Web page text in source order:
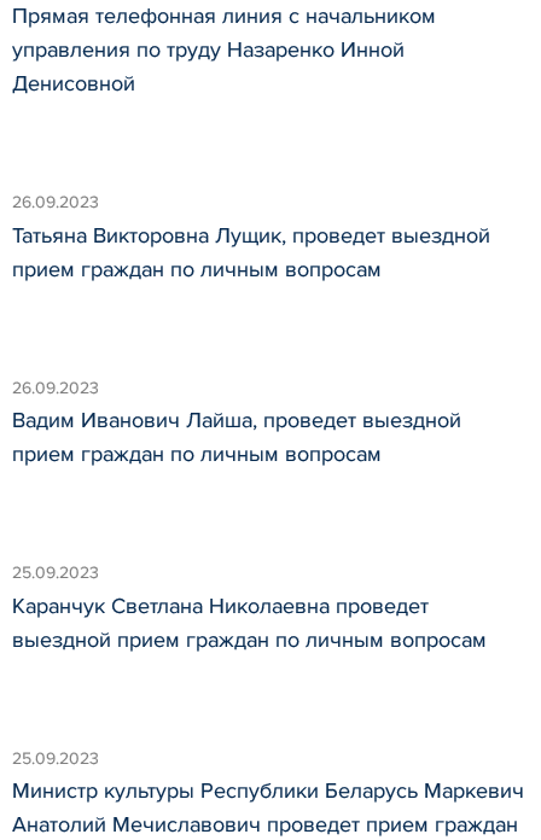
Прямая телефонная линия с начальником
управления по труду Назаренко Инной
Денисовной
26.09.2023
Татьяна Викторовна Лущик, проведет выездной
прием граждан по личным вопросам
26.09.2023
Вадим Иванович Лайша, проведет выездной
прием граждан по личным вопросам
25.09.2023
Каранчук Светлана Николаевна проведет
выездной прием граждан по личным вопросам
25.09.2023
Министр культуры Республики Беларусь Маркевич
Анатолий Мечиславович проведет прием граждан